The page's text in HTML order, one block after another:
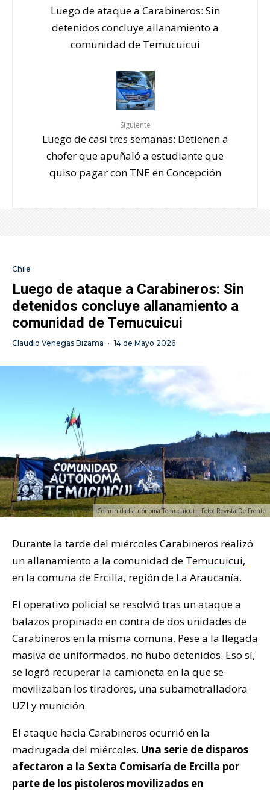
Luego de ataque a Carabineros: Sin
detenidos concluye allanamiento a
comunidad de Temucuicui
Siguiente
Luego de casi tres semanas: Detienen a
chofer que apuñaló a estudiante que
quiso pagar con TNE en Concepción
Chile
Luego de ataque a Carabineros: Sin
detenidos concluye allanamiento a
comunidad de Temucuicui
Claudio Venegas Bizama · 14 de Mayo 2026
Comunidad autónoma Temucuicui | Foto: Revista De Frente
Durante la tarde del miércoles Carabineros realizó
un allanamiento a la comunidad de Temucuicui,
en la comuna de Ercilla, región de La Araucanía.
El operativo policial se resolvió tras un ataque a
balazos propinado en contra de dos unidades de
Carabineros en la misma comuna. Pese a la llegada
masiva de uniformados, no hubo detenidos. Eso sí,
se logró recuperar la camioneta en la que se
movilizaban los tiradores, una subametralladora
UZI y munición.
El ataque hacia Carabineros ocurrió en la
madrugada del miércoles. Una serie de disparos
afectaron a la Sexta Comisaría de Ercilla por
parte de los pistoleros movilizados en